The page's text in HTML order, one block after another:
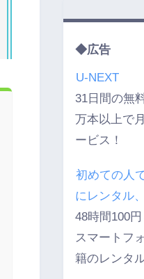
◆広告
U-NEXT
31日間の無
万本以上で
ービス！
初めての人
にレンタル
48時間100
スマートフ
籍のレンタ